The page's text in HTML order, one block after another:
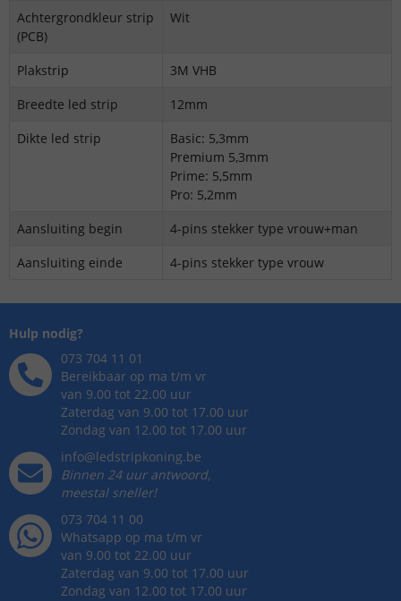
Achtergrondkleur strip
(PCB)
Wit
Plakstrip
3M VHB
Breedte led strip
12mm
Dikte led strip
Basic: 5,3mm
Premium 5,3mm
Prime: 5,5mm
Pro: 5,2mm
Aansluiting begin
4-pins stekker type vrouw+man
Aansluiting einde
4-pins stekker type vrouw
Hulp nodig?
073 704 11 01
Bereikbaar op ma t/m vr
van 9.00 tot 22.00 uur
Zaterdag van 9.00 tot 17.00 uur
Zondag van 12.00 tot 17.00 uur
info@ledstripkoning.be
Binnen 24 uur antwoord,
meestal sneller!
073 704 11 00
Whatsapp op ma t/m vr
van 9.00 tot 22.00 uur
Zaterdag van 9.00 tot 17.00 uur
Zondag van 12.00 tot 17.00 uur